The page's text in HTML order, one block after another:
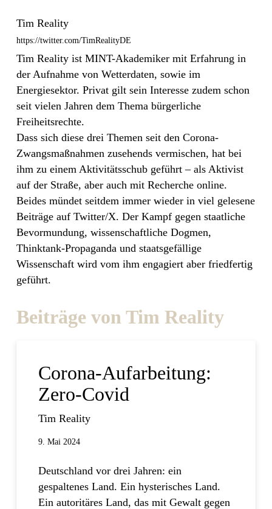
Tim Reality
https://twitter.com/TimRealityDE
Tim Reality ist MINT-Akademiker mit Erfahrung in
der Aufnahme von Wetterdaten, sowie im
Energiesektor. Privat gilt sein Interesse zudem schon
seit vielen Jahren dem Thema bürgerliche
Freiheitsrechte.
Dass sich diese drei Themen seit den Corona-
Zwangsmaßnahmen zusehends vermischen, hat bei
ihm zu einem Aktivitätsschub geführt – als Aktivist
auf der Straße, aber auch mit Recherche online.
Beides mündet seitdem immer wieder in viel gelesene
Beiträge auf Twitter/X. Der Kampf gegen staatliche
Bevormundung, wissenschaftliche Dogmen,
Thinktank-Propaganda und staatsgefällige
Wissenschaft wird vom ihm engagiert aber friedfertig
geführt.
Beiträge von Tim Reality
Corona-Aufarbeitung:
Zero-Covid
Tim Reality
9. Mai 2024
Deutschland vor drei Jahren: ein
gespaltenes Land. Ein hysterisches Land.
Ein autoritäres Land, das mit Gewalt gegen